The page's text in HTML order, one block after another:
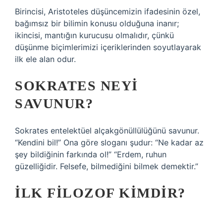
Birincisi, Aristoteles düşüncemizin ifadesinin özel,
bağımsız bir bilimin konusu olduğuna inanır;
ikincisi, mantığın kurucusu olmalıdır, çünkü
düşünme biçimlerimizi içeriklerinden soyutlayarak
ilk ele alan odur.
SOKRATES NEYI
SAVUNUR?
Sokrates entelektüel alçakgönüllülüğünü savunur.
“Kendini bil!” Ona göre sloganı şudur: “Ne kadar az
şey bildiğinin farkında ol!” “Erdem, ruhun
güzelliğidir. Felsefe, bilmediğini bilmek demektir.”
İLK FILOZOF KIMDIR?